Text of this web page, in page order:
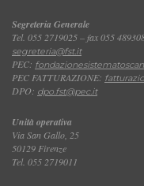
Segreteria Generale
Tel. 055 2719025 – fax 055
segreteria@fst.it
PEC:
PEC FATTURAZIONE:
DPO: dpo.fst@pec.it
Unità operativa
Via San Gallo, 25
50129 Firenze
Tel. 055 2719011